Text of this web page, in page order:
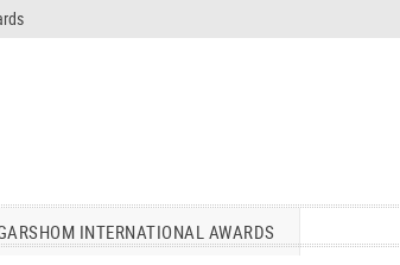
INTERNATIONAL AWARDS